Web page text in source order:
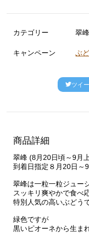
カテゴリー 翠
キャンペーン ぶ
ツイ
商品詳細
翠峰 (8月20日頃～9月
到着日指定 ８月20日～
翠峰は一粒一粒ジュー
スッキリ爽やかで食べ
特別人気の高いぶどう
緑色ですが
黒いピオーネから生ま